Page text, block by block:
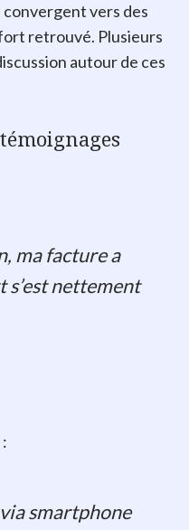
vers des
retrouvé. Plusieurs
autour de ces
ma facture a
s’est nettement
smartphone